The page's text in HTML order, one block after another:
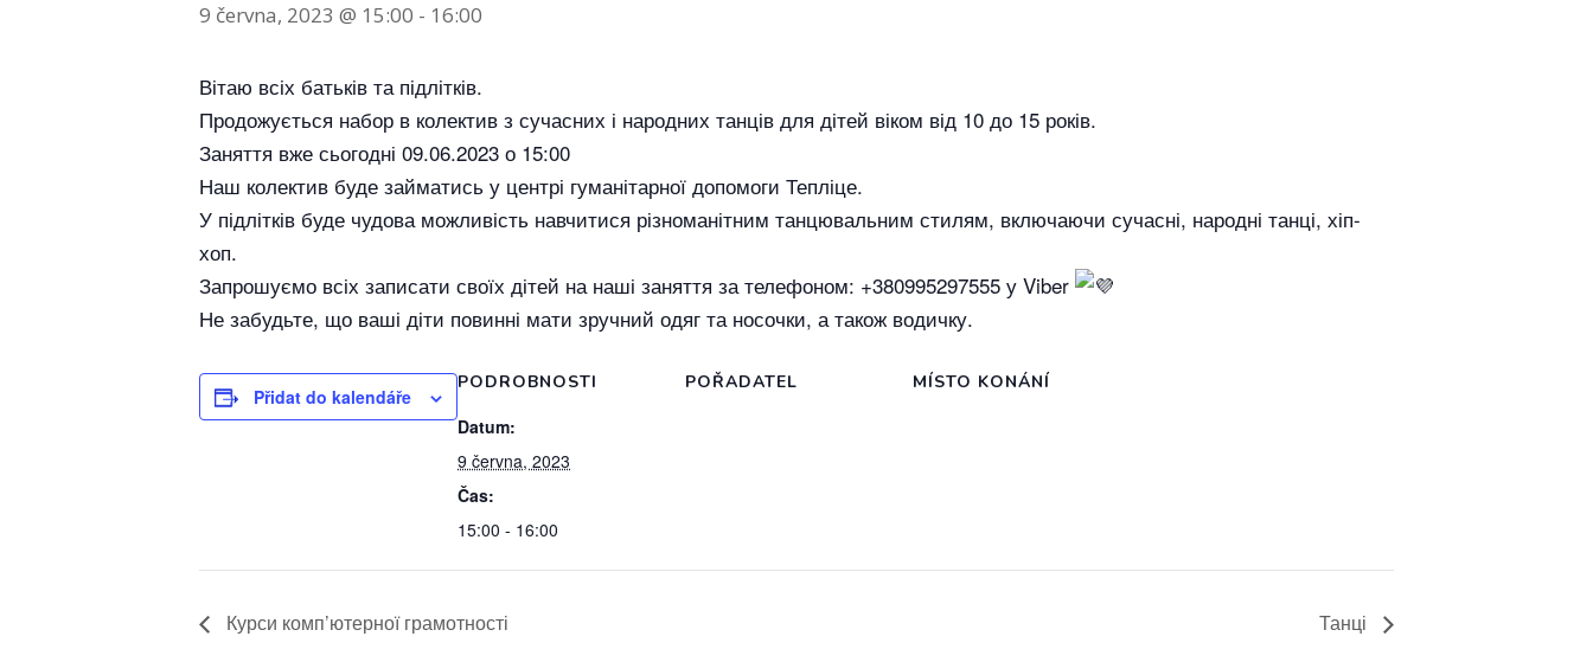
9 června, 2023 @ 15:00 - 16:00
Вітаю всіх батьків та підлітків.
Продожується набор в колектив з сучасних і народних танців для дітей віком від 10 до 15 років.
Заняття вже сьогодні 09.06.2023 о 15:00
Наш колектив буде займатись у центрі гуманітарної допомоги Тепліце.
У підлітків буде чудова можливість навчитися різноманітним танцювальним стилям, включаючи сучасні, народні танці, хіп-
хоп.
Запрошуємо всіх записати своїх дітей на наші заняття за телефоном: +380995297555 у Viber
Не забудьте, що ваші діти повинні мати зручний одяг та носочки, а також водичку.
Přidat do kalendáře
PODROBNOSTI
Datum:
9 června, 2023
Čas:
15:00 - 16:00
POŘADATEL MÍSTO KONÁNÍ
Курси комп’ютерної грамотності Танці